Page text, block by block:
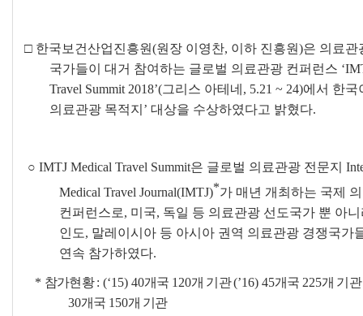
□ 한국보건산업진흥원(원장 이영찬, 이하 진흥원)은 의료관
국가들이 대거 참여하는 글로벌 의료관광 컨퍼런스
Travel Summit 2018’(그리스 아테네 , 5.21 ~ 24)에서 한
의료관광 목적지 ’ 대상을 수상하였다고 밝혔다.
○IMTJ Medical Travel Summit은 글로벌 의료관광 전문지
Medical Travel Journal(IMTJ)*가 매년 개최하는 국제
컨퍼런스로, 미국, 독일 등 의료관광 선도국가 뿐 아니
인도, 말레이시아 등 아시아 권역 의료관광 경쟁국가
연속 참가하였다.
* 참가현황: (‘15) 40개국 120개 기관(’16) 45개국 225개 기
30개국 150개 기관